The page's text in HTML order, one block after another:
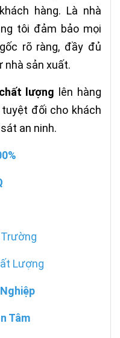
hàng. Là nhà
tôi đảm bảo mọi
rõ ràng, đầy đủ
nhà sản xuất.
lượng lên hàng
đối cho khách
an ninh.
Lượng
Tâm